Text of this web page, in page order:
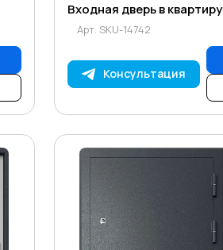
Входная дверь в
Арт. SKU-14742
Консультация